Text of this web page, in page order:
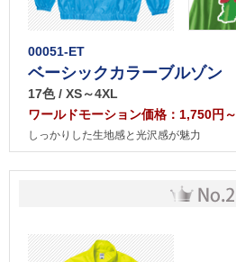
00051-ET
ベーシックカラーブルゾン
17色 / XS～4XL
ワールドモーション価格：1,750円～
しっかりした生地感と光沢感が魅力